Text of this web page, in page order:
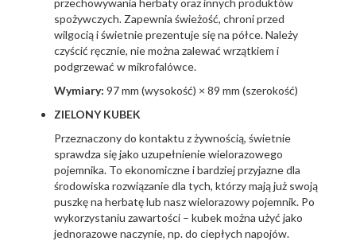
spożywczych. Zapewnia świeżość, chroni przed
wilgocią i świetnie prezentuje się na półce. Należy
czyścić ręcznie, nie można zalewać wrzątkiem i
podgrzewać w mikrofalówce.
Wymiary: 97 mm (wysokość) × 89 mm (szerokość)
ZIELONY KUBEK
Przeznaczony do kontaktu z żywnością, świetnie
sprawdza się jako uzupełnienie wielorazowego
pojemnika. To ekonomiczne i bardziej przyjazne dla
środowiska rozwiązanie dla tych, którzy mają już swoją
puszkę na herbatę lub nasz wielorazowy pojemnik. Po
wykorzystaniu zawartości – kubek można użyć jako
jednorazowe naczynie, np. do ciepłych napojów.